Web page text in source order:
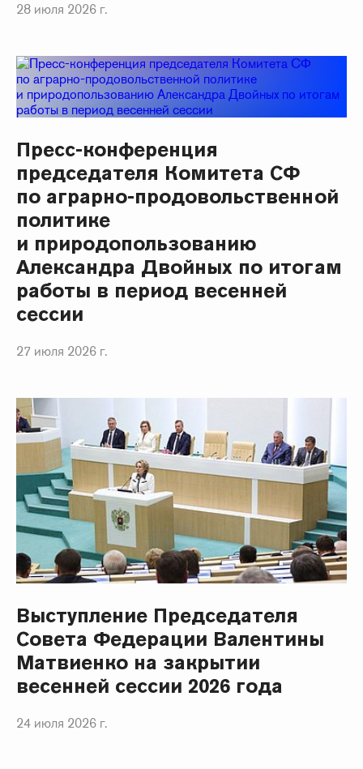
28 июля 2026 г.
Пресс-конференция
председателя Комитета СФ
по аграрно-продовольственной
политике
и природопользованию
Александра Двойных по итогам
работы в период весенней
сессии
27 июля 2026 г.
Выступление Председателя
Совета Федерации Валентины
Матвиенко на закрытии
весенней сессии 2026 года
24 июля 2026 г.